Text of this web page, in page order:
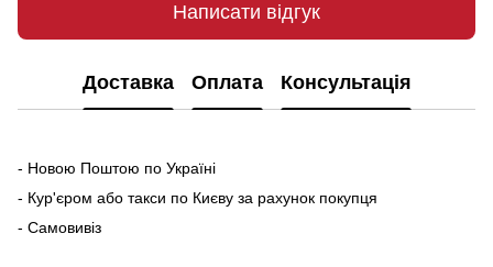
Написати відгук
Доставка Оплата Консультація
- Новою Поштою по Україні
- Кур'єром або такси по Києву за рахунок покупця
- Самовивіз